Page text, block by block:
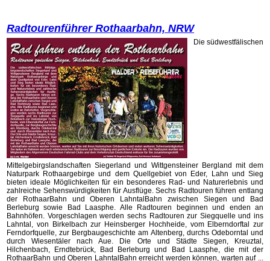
Radtourenführer Rothaarbahn, NRW
Die südwestfälischen
Mittelgebirgslandschaften Siegerland und Wittgensteiner Bergland mit dem
Naturpark Rothaargebirge und dem Quellgebiet von Eder, Lahn und Sieg
bieten ideale Möglichkeiten für ein besonderes Rad- und Naturerlebnis und
zahlreiche Sehenswürdigkeiten für Ausflüge. Sechs Radtouren führen entlang
der RothaarBahn und Oberen LahntalBahn zwischen Siegen und Bad
Berleburg sowie Bad Laasphe. Alle Radtouren beginnen und enden an
Bahnhöfen. Vorgeschlagen werden sechs Radtouren zur Siegquelle und ins
Lahntal, von Birkelbach zur Heinsberger Hochheide, vom Elberndorftal zur
Ferndorfquelle, zur Bergbaugeschichte am Altenberg, durchs Odeborntal und
durch Wiesentäler nach Aue. Die Orte und Städte Siegen, Kreuztal,
Hilchenbach, Erndtebrück, Bad Berleburg und Bad Laasphe, die mit der
RothaarBahn und Oberen LahntalBahn erreicht werden können, warten auf ...